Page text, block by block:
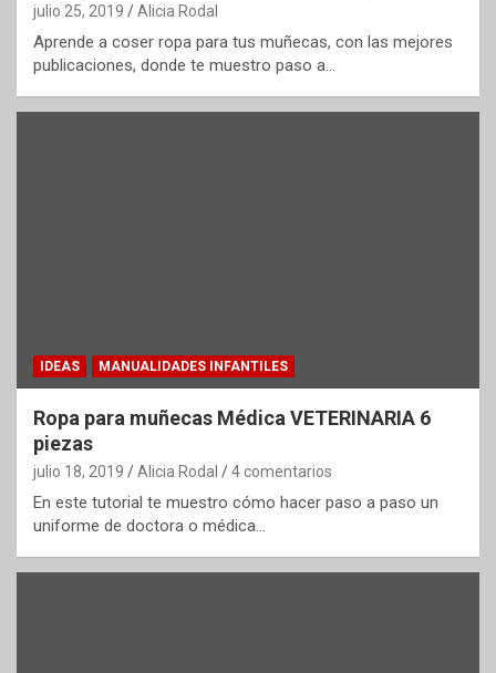
julio 25, 2019 Alicia Rodal
Aprende a coser ropa para tus muñecas, con las mejores
publicaciones, donde te muestro paso a…
IDEAS MANUALIDADES INFANTILES
Ropa para muñecas Médica VETERINARIA 6
piezas
julio 18, 2019 Alicia Rodal 4 comentarios
En este tutorial te muestro cómo hacer paso a paso un
uniforme de doctora o médica…